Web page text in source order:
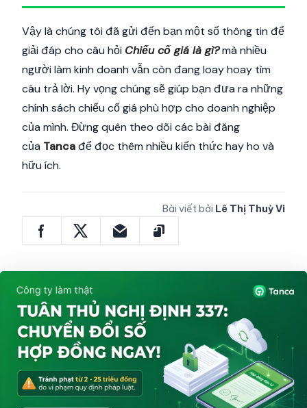
Vậy là chúng tôi đã gửi đến bạn một số thông tin để
giải đáp cho câu hỏi Chiếu cố giá là gì?mà nhiều
người làm kinh doanh vẫn còn đang loay hoay tìm
câu trả lời. Hy vọng chúng sẽ giúp bạn đưa ra những
chính sách chiếu cố giá phù hợp cho doanh nghiệp
của mình. Đừng quên theo dõi các bài đăng
của Tancađể đọc thêm nhiều kiến thức hay ho và
hữu ích.
Bài viết bởi Lê Thị Thuỳ Vi